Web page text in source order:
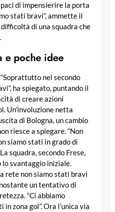
di impensierire la porta
stati bravi”, ammette il
di una squadra che
e poche idee
“Soprattutto nel secondo
ha spiegato, puntando il
di creare azioni
Un’involuzione netta
di Bologna, un cambio
riesce a spiegare. “Non
siamo stati in grado di
squadra, secondo Frese,
svantaggio iniziale.
rete non siamo stati bravi
un tentativo di
“Ci abbiamo
zona gol”. Ora l’unica via